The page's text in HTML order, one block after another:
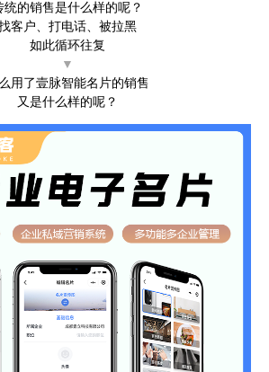
统的销售是什么样的呢？
客户、打电话、被拉黑
如此循环往复
▼
用了壹脉智能名片的销售
又是什么样的呢？